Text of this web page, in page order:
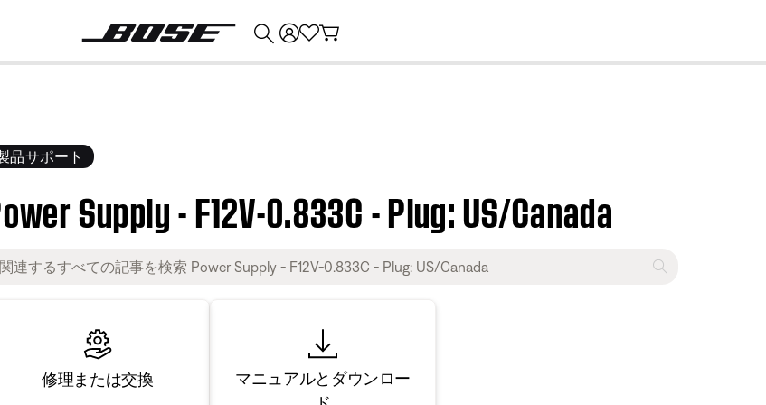
品サポート
Supply - F12V-0.833C - Plug: US/Canada
修理または交換
マニュアルとダウンロー